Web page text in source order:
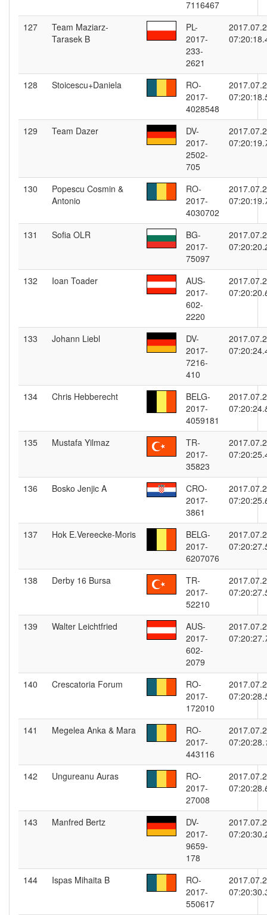
7116467
127
Team Maziarz-
Tarasek B
PL-
2017-
233-
2621
07:20:18.
128 Stoicescu+Daniela
RO-
2017-
4028548
07:20:18.
129 Team Dazer
DV-
2017-
2502-
705
07:20:19.
130
Popescu Cosmin &
Antonio
RO-
2017-
4030702
07:20:19.
131 Sofia OLR
BG-
2017-
75097
07:20:20.
132 Ioan Toader
AUS-
2017-
602-
2220
07:20:20.
133 Johann Liebl
DV-
2017-
7216-
410
07:20:24.
134 Chris Hebberecht
BELG-
2017-
4059181
07:20:24.
135 Mustafa Yilmaz
TR-
2017-
35823
07:20:25.
136 Bosko Jenjic A
CRO-
2017-
3861
07:20:25.
137 Hok E.Vereecke-Moris
BELG-
2017-
6207076
07:20:27.
138 Derby 16 Bursa
TR-
2017-
52210
07:20:27.
139 Walter Leichtfried
AUS-
2017-
602-
2079
07:20:27.
140 Crescatoria Forum
RO-
2017-
172010
07:20:28.
141 Megelea Anka & Mara
RO-
2017-
443116
07:20:28.
142 Ungureanu Auras
RO-
2017-
27008
07:20:28.
143 Manfred Bertz
DV-
2017-
9659-
178
07:20:30.
144 Ispas Mihaita B
RO-
2017-
550617
07:20:30.